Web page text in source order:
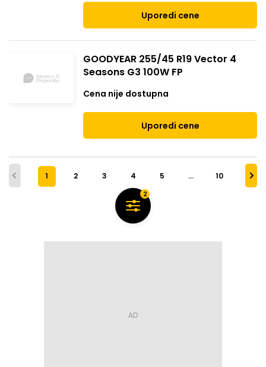
Uporedi cene
GOODYEAR 255/45 R19 Vector 4
Seasons G3 100W FP
Cena nije dostupna
Uporedi cene
1 2 3 4 5 … 10
2